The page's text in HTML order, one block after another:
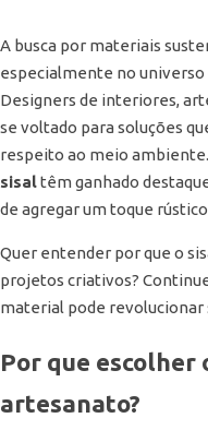
A busca por materiais
especialmente no universo
Designers de interiores,
se voltado para soluções
respeito ao meio
sisaltêm ganhado
de agregar um toque
Quer entender por que o
projetos criativos?
material pode revolucionar
Por que escolher
artesanato?